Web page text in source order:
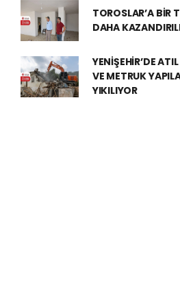
TOROSLAR’A BİR
DAHA
YENİŞEHİR’DE
VE METRUK
YIKILIYOR